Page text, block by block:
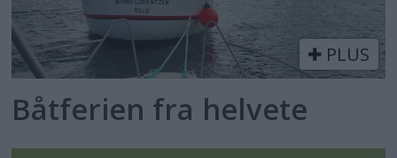
PLUS
Båtferien fra helvete